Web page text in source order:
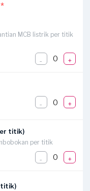
*
MCB listrik per titik
- 0 +
- 0 +
titik)
per titik
- 0 +
titik)